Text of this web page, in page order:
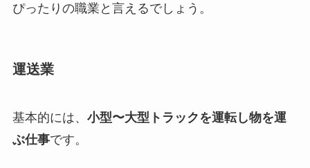
ぴったりの職業と言えるでしょう。
運送業
基本的には、 小型〜大型トラックを運転し物を運
ぶ仕事です。